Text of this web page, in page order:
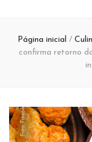
Página inicial /
confirma retorno